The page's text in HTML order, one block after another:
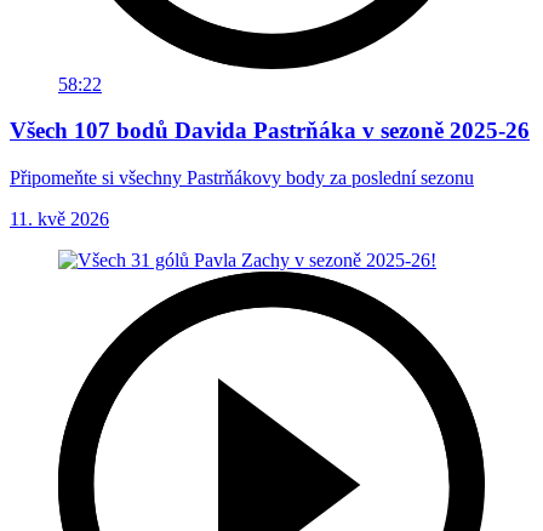
58:22
Všech 107 bodů Davida Pastrňáka v sezoně 2025-26
Připomeňte si všechny Pastrňákovy body za poslední sezonu
11. kvě 2026